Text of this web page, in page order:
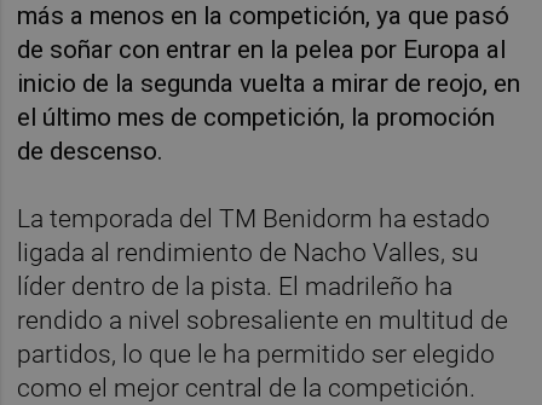
más a menos en la competición, ya que pasó
de soñar con entrar en la pelea por Europa al
inicio de la segunda vuelta a mirar de reojo, en
el último mes de competición, la promoción
de descenso.
La temporada del TM Benidorm ha estado
ligada al rendimiento de Nacho Valles, su
líder dentro de la pista. El madrileño ha
rendido a nivel sobresaliente en multitud de
partidos, lo que le ha permitido ser elegido
como el mejor central de la competición.